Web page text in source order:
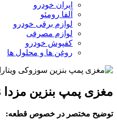
ایران خودرو
آلفا رومئو
لوازم برقی خودرو
لوازم مصرفی
کفپوش خودرو
روغن ها و محلول ها
مغزی پمپ بنزین مزدا 3
توضیح مختصر در خصوص قطعه: